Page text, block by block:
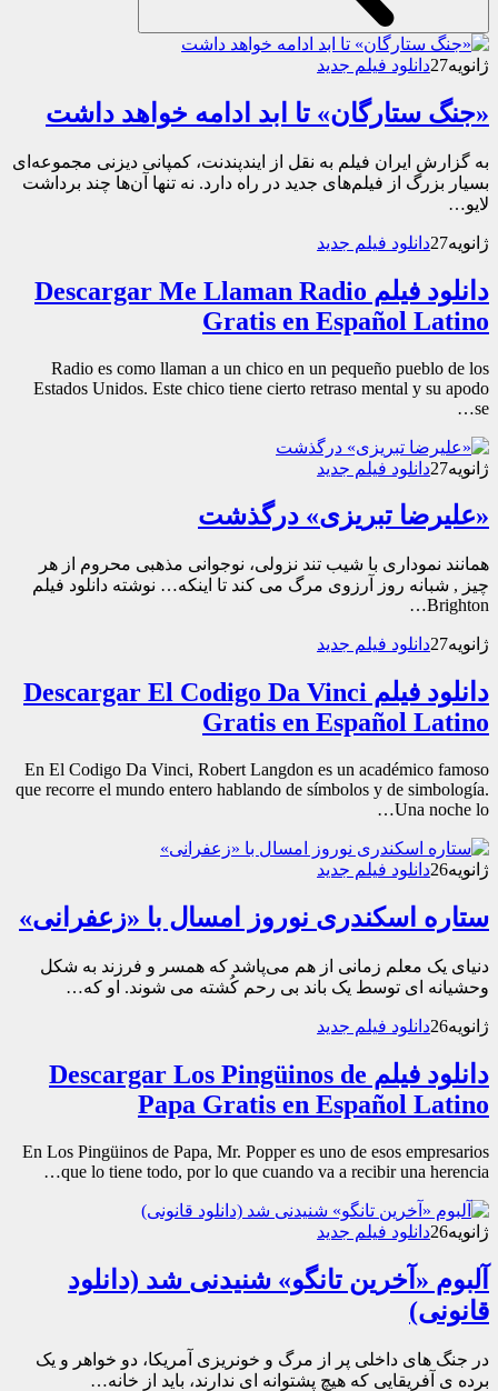
ژانویه27دانلود فیلم جدید
«جنگ ستارگان» تا ابد ادامه خواهد داشت
به گزارش ایران فیلم به نقل از ایندپندنت، کمپانی دیزنی مجموعه‌ای
بسیار بزرگ از فیلم‌های جدید در راه دارد. نه تنها آن‌ها چند برداشت
لایو…
ژانویه27دانلود فیلم جدید
دانلود فیلم Descargar Me Llaman Radio
Gratis en Español Latino
Radio es como llaman a un chico en un pequeño pueblo de los
Estados Unidos. Este chico tiene cierto retraso mental y su apodo
se…
ژانویه27دانلود فیلم جدید
«علیرضا تبریزی» درگذشت
همانند نموداری با شیب تند نزولی، نوجوانی مذهبی محروم از هر
چیز , شبانه روز آرزوی مرگ می کند تا اینکه… نوشته دانلود فیلم
Brighton…
ژانویه27دانلود فیلم جدید
دانلود فیلم Descargar El Codigo Da Vinci
Gratis en Español Latino
En El Codigo Da Vinci, Robert Langdon es un académico famoso
que recorre el mundo entero hablando de símbolos y de simbología.
Una noche lo…
ژانویه26دانلود فیلم جدید
ستاره اسکندری نوروز امسال با «زعفرانی»
دنیای یک معلم زمانی از هم می‌پاشد که همسر و فرزند به شکل
وحشیانه ای توسط یک باند بی رحم کُشته می شوند. او که…
ژانویه26دانلود فیلم جدید
دانلود فیلم Descargar Los Pingüinos de
Papa Gratis en Español Latino
En Los Pingüinos de Papa, Mr. Popper es uno de esos empresarios
que lo tiene todo, por lo que cuando va a recibir una herencia…
ژانویه26دانلود فیلم جدید
آلبوم «آخرین تانگو» شنیدنی شد (دانلود
قانونی)
در جنگ‌ های داخلی پر از مرگ و خونریزی آمریکا، دو خواهر و یک
برده ی آفریقایی که هیچ پشتوانه ای ندارند، باید از خانه…